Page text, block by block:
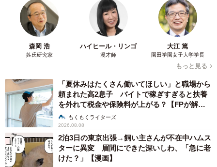
原っぱでもコロン！（提供：☆柴犬タップ☆さん）
森岡 浩
姓氏研究家
ハイヒール・リンゴ
漫才師
大江 篤
園田学園女子大学学長
もっと見る
「夏休みはたくさん働いてほしい」と職場から
頼まれた高2息子 バイトで稼ぎすぎると扶養
を外れて税金や保険料が上がる？【FPが解
説】もくもくライターズ
2026.08.08
2泊3日の東京出張→飼い主さんが不在中ハムス
ターに異変 眉間にできた深いしわ、「急に老
けた？」【漫画】